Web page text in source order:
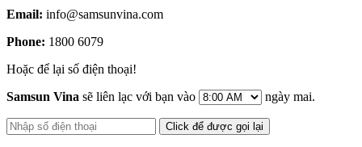
Email: info@samsunvina.com
Phone: 1800 6079
Hoặc để lại số điện thoại!
Samsun Vina sẽ liên lạc với bạn vào ngày mai.
Click để được gọi lại